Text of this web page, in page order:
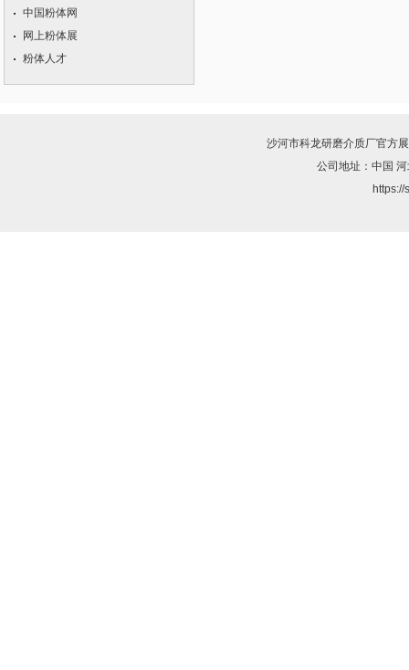
中国粉体网
网上粉体展
粉体人才
沙河市科龙研磨介质厂官方
公司地址：中国